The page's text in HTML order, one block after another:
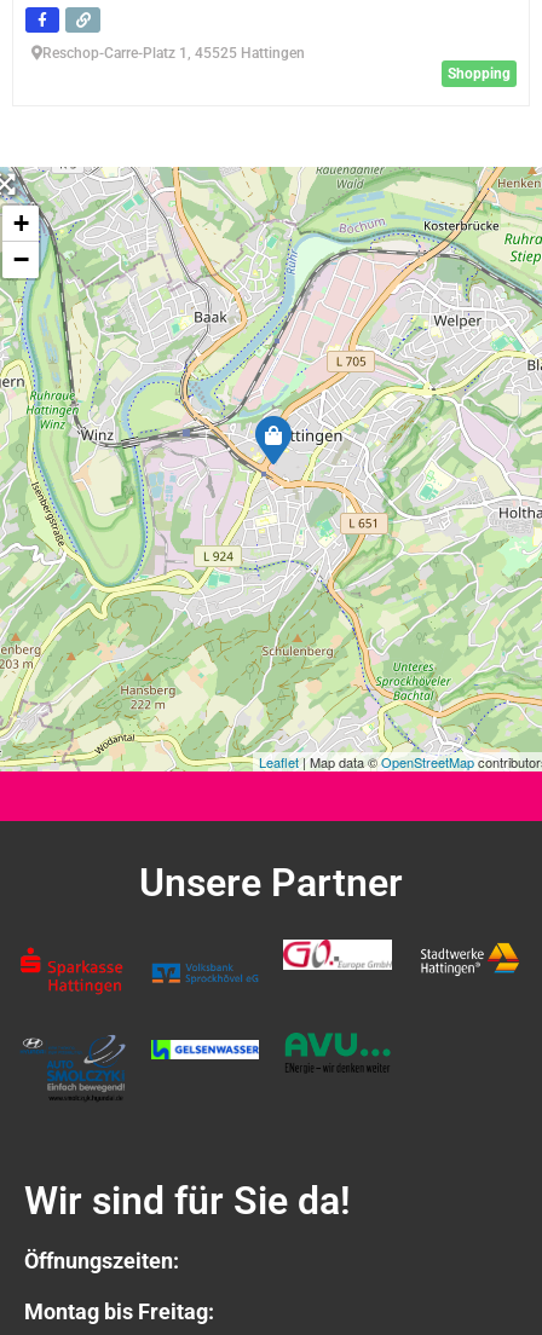
Reschop-Carre-Platz 1, 45525 Hattingen
Shopping
+
−
Leaflet| Map data ©OpenStreetMap
Unsere Partner
Wir sind für Sie da!
Öffnungszeiten:
Montag bis Freitag: